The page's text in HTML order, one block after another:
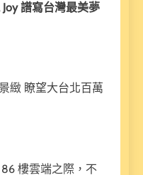
譜寫台灣最美夢
緻 瞭望大台北百萬
86 樓雲端之際，不